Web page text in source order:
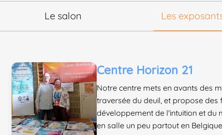
Le salon Les
Centre Horizon 21
Notre centre mets en avants des
traversée du deuil, et propose
développement de l'intuition et du
en salle un peu partout en